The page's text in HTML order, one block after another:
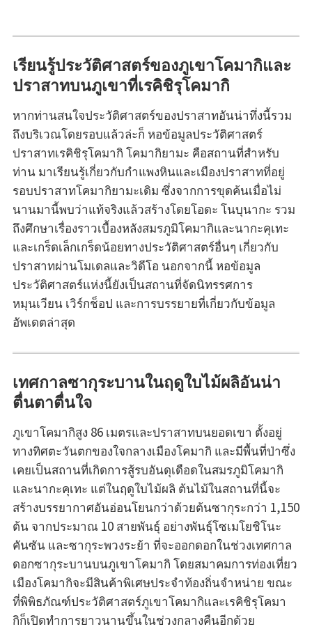
เรียนรู้ประวัติศาสตร์ของภูเขาโคมากิและ
ปราสาทบนภูเขาที่เรคิชิรุโคมากิ
หากท่านสนใจประวัติศาสตร์ของปราสาทอันน่าทึ่งนี้รวม
ถึงบริเวณโดยรอบแล้วล่ะก็ หอข้อมูลประวัติศาสตร์
ปราสาทเรคิชิรุโคมากิ โคมากิยามะ คือสถานที่สำหรับ
ท่าน มาเรียนรู้เกี่ยวกับกำแพงหินและเมืองปราสาทที่อยู่
รอบปราสาทโคมากิยามะเดิม ซึ่งจากการขุดค้นเมื่อไม่
นานมานี้พบว่าแท้จริงแล้วสร้างโดยโอดะ โนบุนากะ รวม
ถึงศึกษาเรื่องราวเบื้องหลังสมรภูมิโคมากิและนากะคุเทะ
และเกร็ดเล็กเกร็ดน้อยทางประวัติศาสตร์อื่นๆ เกี่ยวกับ
ปราสาทผ่านโมเดลและวิดีโอ นอกจากนี้ หอข้อมูล
ประวัติศาสตร์แห่งนี้ยังเป็นสถานที่จัดนิทรรศการ
หมุนเวียน เวิร์กช็อป และการบรรยายที่เกี่ยวกับข้อมูล
อัพเดตล่าสุด
เทศกาลซากุระบานในฤดูใบไม้ผลิอันน่า
ตื่นตาตื่นใจ
ภูเขาโคมากิสูง 86 เมตรและปราสาทบนยอดเขา ตั้งอยู่
ทางทิศตะวันตกของใจกลางเมืองโคมากิ และมีพื้นที่ป่าซึ่ง
เคยเป็นสถานที่เกิดการสู้รบอันดุเดือดในสมรภูมิโคมากิ
และนากะคุเทะ แต่ในฤดูใบไม้ผลิ ต้นไม้ในสถานที่นี้จะ
สร้างบรรยากาศอันอ่อนโยนกว่าด้วยต้นซากุระกว่า 1,150
ต้น จากประมาณ 10 สายพันธุ์ อย่างพันธุ์โซเมโยชิโนะ
คันซัน และซากุระพวงระย้า ที่จะออกดอกในช่วงเทศกาล
ดอกซากุระบานบนภูเขาโคมากิ โดยสมาคมการท่องเที่ยว
เมืองโคมากิจะมีสินค้าพิเศษประจำท้องถิ่นจำหน่าย ขณะ
ที่พิพิธภัณฑ์ประวัติศาสตร์ภูเขาโคมากิและเรคิชิรุโคมา
กิก็เปิดทำการยาวนานขึ้นในช่วงกลางคืนอีกด้วย